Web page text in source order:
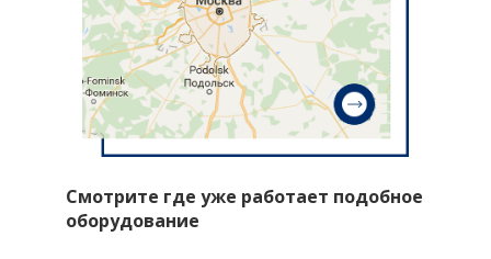
Смотрите где уже работает подобное
оборудование